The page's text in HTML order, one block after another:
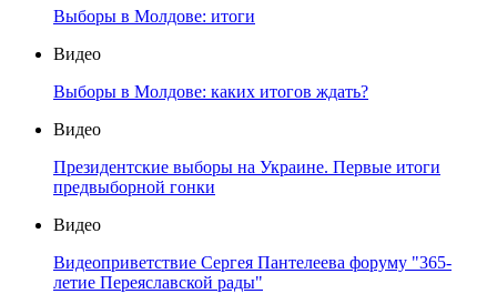
Выборы в Молдове: итоги
Видео
Выборы в Молдове: каких итогов ждать?
Видео
Президентские выборы на Украине. Первые итоги
предвыборной гонки
Видео
Видеоприветствие Сергея Пантелеева форуму "365-
летие Переяславской рады"